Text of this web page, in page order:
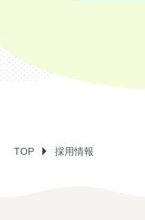
TOP 採用情報